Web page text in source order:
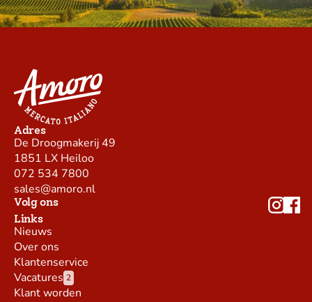
Adres
De Droogmakerij 49
1851 LX Heiloo
072 534 7800
sales@amoro.nl
Volg ons
Links
Nieuws
Over ons
Klantenservice
Vacatures 2
Klant worden